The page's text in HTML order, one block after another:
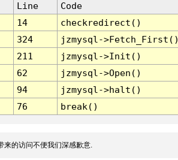
Line
Code
14
checkredirect()
324
jzmysql-
211
jzmysql->Init()
62
jzmysql->Open()
94
jzmysql->halt()
76 break()
的访问不便我们深感歉意.